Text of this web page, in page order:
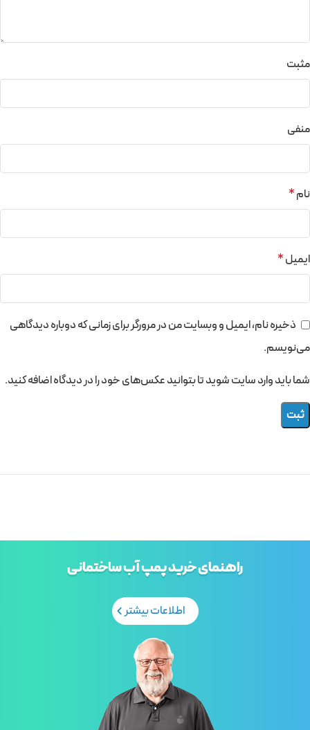
مثبت
منفی
نام*
ایمیل*
ذخیره نام، ایمیل و وبسایت من در مرورگر برای زمانی که دوباره دیدگاهی
می‌نویسم.
شما باید وارد سایت شوید تا بتوانید عکس‌های خود را در دیدگاه اضافه کنید.
راهنمای خرید پمپ آب ساختمانی
اطلاعات بیشتر